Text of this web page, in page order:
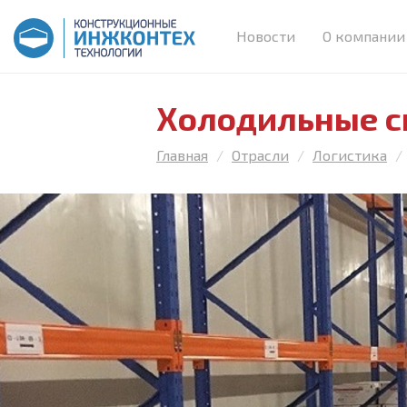
Новости О компании
Холодильные
Главная Отрасли Логистика